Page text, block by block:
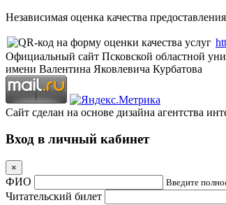
Независимая оценка качества
Официальный сайт Псковской областной
имени Валентина Яковлевича Курбатова
Сайт сделан на основе дизайна агентства
Вход в личный кабинет
×
ФИО Введите
Читательский билет